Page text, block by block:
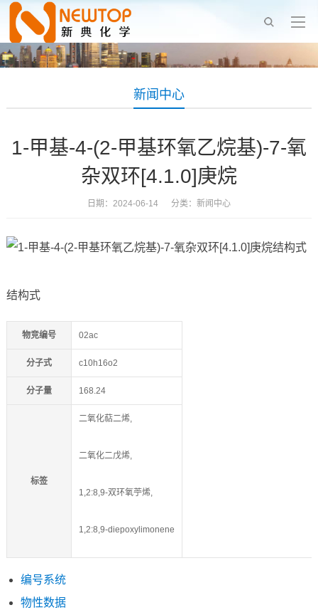
新闻中心
1-甲基-4-(2-甲基环氧乙烷基)-7-氧
杂双环[4.1.0]庚烷
日期：2024-06-14 分类： 新闻中心
结构式
物竞编号 02ac
分子式 c10h16o2
分子量 168.24
标签
二氧化萜二烯,
二氧化二戊烯,
1,2:8,9-双环氧苧烯,
1,2:8,9-diepoxylimonene
编号系统
物性数据